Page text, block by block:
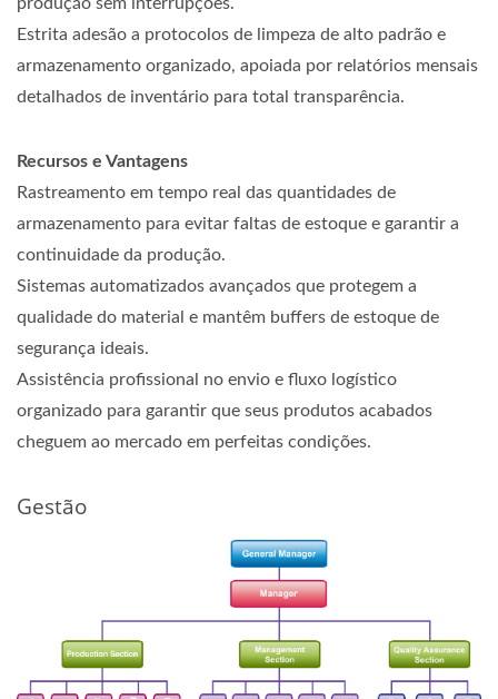
Estrita adesão a protocolos de limpeza de alto padrão e
armazenamento organizado, apoiada por relatórios mensais
detalhados de inventário para total transparência.
Recursos e Vantagens
Rastreamento em tempo real das quantidades de
armazenamento para evitar faltas de estoque e garantir a
continuidade da produção.
Sistemas automatizados avançados que protegem a
qualidade do material e mantêm buffers de estoque de
segurança ideais.
Assistência profissional no envio e fluxo logístico
organizado para garantir que seus produtos acabados
cheguem ao mercado em perfeitas condições.
Gestão